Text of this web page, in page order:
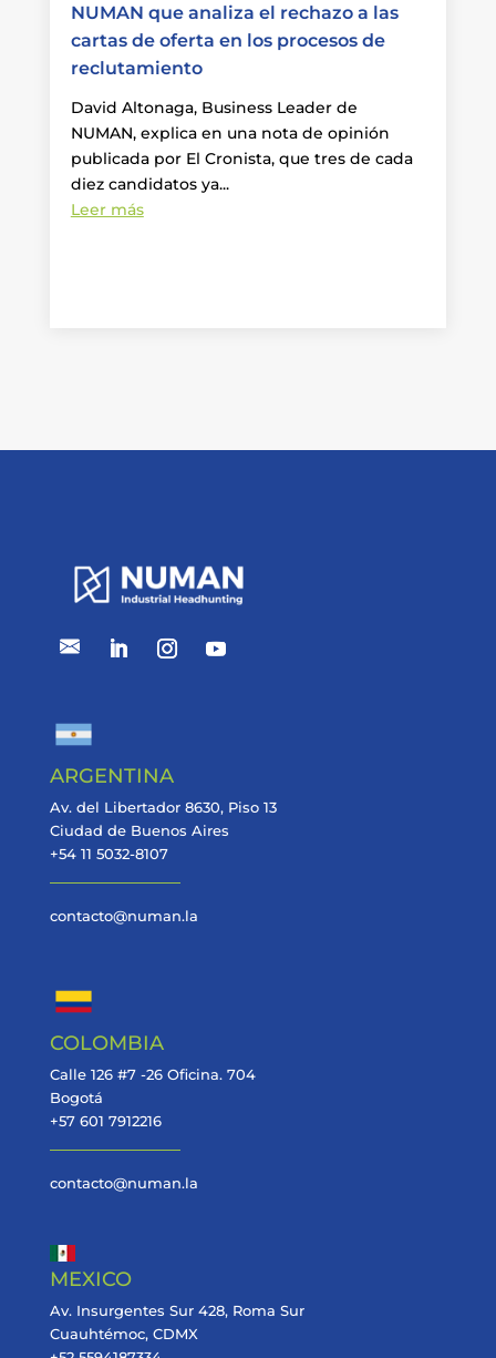
NUMAN que analiza el rechazo a las
cartas de oferta en los procesos de
reclutamiento
David Altonaga, Business Leader de
NUMAN, explica en una nota de opinión
publicada por El Cronista, que tres de cada
diez candidatos ya...
Leer más
ARGENTINA
Av. del Libertador 8630, Piso 13
Ciudad de Buenos Aires
+54 11 5032-8107
contacto@numan.la
COLOMBIA
Calle 126 #7 -26 Oficina. 704
Bogotá
+57 601 7912216
contacto@numan.la
MEXICO
Av. Insurgentes Sur 428, Roma Sur
Cuauhtémoc, CDMX